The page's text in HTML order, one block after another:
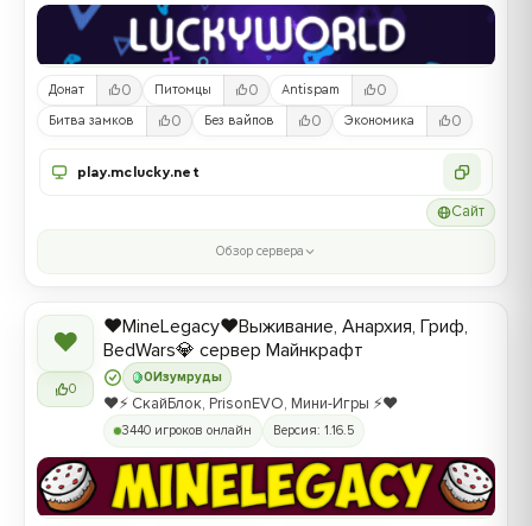
Донат 0 Питомцы 0 Antispam 0
Битва замков 0 Без вайпов 0 Экономика 0
play.mclucky.net
Сайт
Обзор сервера
❤
0
0 Изумруды
❤️MineLegacy❤️Выживание, Анархия, Гриф,
BedWars💎 сервер Майнкрафт
❤️⚡️ СкайБлок, PrisonEVO, Мини-Игры ⚡️❤️
3440 игроков онлайн Версия: 1.16.5